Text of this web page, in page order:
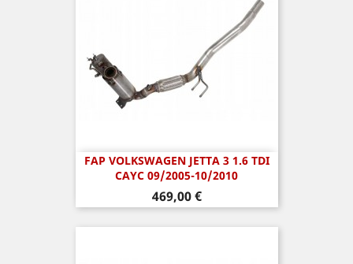
FAP VOLKSWAGEN JETTA 3 1.6 TDI
CAYC 09/2005-10/2010
Prix
469,00 €